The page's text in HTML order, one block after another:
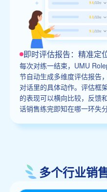
即时评估报告：精准定
每次对练一结束，UMU
节自动生成多维度评估报告
对话里的具体动作。评估框
的表现可以横向比较，反馈
话销售练完即知在哪一环失
多个行业销